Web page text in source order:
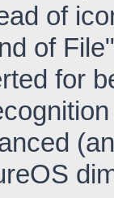
of
of
for